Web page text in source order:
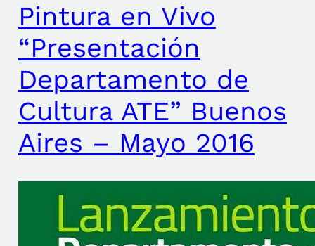
Pintura en Vivo
“Presentación
Departamento de
Cultura ATE” Buenos
Aires – Mayo 2016